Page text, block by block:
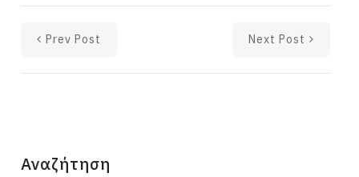
Prev Post Next Post
Αναζήτηση